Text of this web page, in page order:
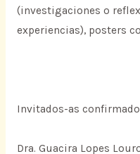
(investigaciones o
experiencias), posters
Invitados-as
Dra. Guacira Lopes